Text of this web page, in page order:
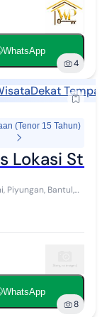
WhatsApp
4
Dekat
(Tenor 15 Tahun)
Lokasi
Piyungan, Bantul,
WhatsApp
8